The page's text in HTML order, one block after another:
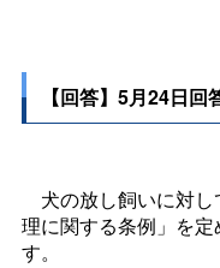
【回答】5月24日回
犬の放し飼いに対し
理に関する条例」を
す。